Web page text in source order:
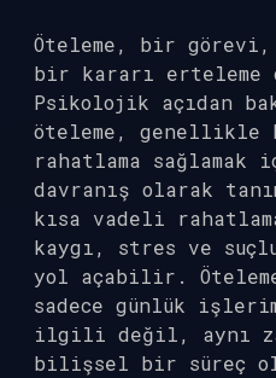
Öteleme, bir görevi,
bir kararı erteleme
Psikolojik açıdan
öteleme, genellikle
rahatlama
davranış olarak
kısa vadeli
kaygı, stres ve
yol açabilir.
sadece günlük
ilgili değil, aynı
bilişsel bir süreç